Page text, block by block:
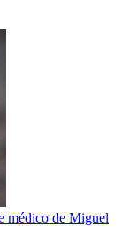
médico de Miguel